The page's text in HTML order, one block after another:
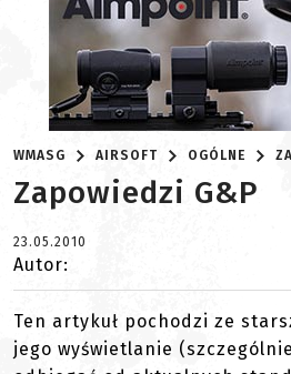
WMASG AIRSOFT OGÓLNE
Zapowiedzi G&P
23.05.2010
Autor:
Ten artykuł pochodzi ze
jego wyświetlanie